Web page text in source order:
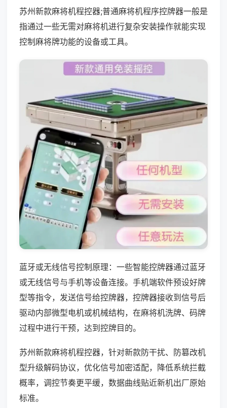
苏州新款麻将机程控器;普通麻将机程序控牌器一般是
指通过一些无需对麻将机进行复杂安装操作就能实现
控制麻将牌功能的设备或工具。
蓝牙或无线信号控制原理：一些智能控牌器通过蓝牙
或无线信号与手机等设备连接。手机端软件预设好牌
型等指令，发送信号给控牌器，控牌器接收到信号后
驱动内部微型电机或机械结构，在麻将机洗牌、码牌
过程中进行干预，达到控牌目的。
苏州新款麻将机程控器，针对新款防干扰、防篡改机
型升级解码协议，优化信号加密适配，降低系统拦截
概率，调控节奏更平缓，数据曲线贴近新机出厂原始
标准。